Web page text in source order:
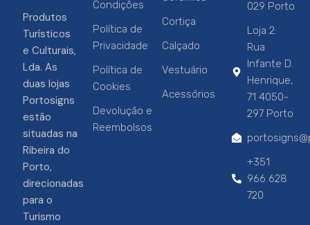
Produtos
Turísticos
e Culturais,
Lda. As
duas lojas
Portosigns
estão
situadas na
Ribeira do
Porto,
direcionadas
para o
Turismo
Condições
Política de
Privacidade
Política de
Cookies
Devolução e
Reembolsos
Cortiça
Calçado
Vestuário
Acessórios
029 Porto
Loja 2:
Rua
Infante D.
Henrique,
71 4050-
297 Porto
+351
966 628
720